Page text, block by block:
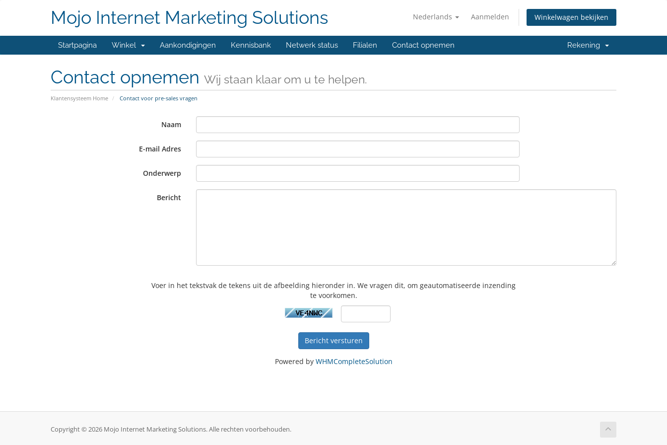
Nederlands Aanmelden Winkelwagen bekijken
Mojo Internet Marketing Solutions
Startpagina Winkel Aankondigingen Kennisbank Netwerk status Filialen Contact opnemen Rekening
Contact opnemen Wij staan klaar om u te helpen.
Klantensysteem Home Contact voor pre-sales vragen
Naam
E-mail Adres
Onderwerp
Bericht
Voer in het tekstvak de tekens uit de afbeelding hieronder in. We vragen dit, om geautomatiseerde inzending
te voorkomen.
Bericht versturen
Powered by WHMCompleteSolution
Copyright © 2026 Mojo Internet Marketing Solutions. Alle rechten voorbehouden.